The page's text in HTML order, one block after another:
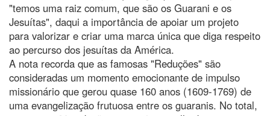
"temos uma raiz comum, que são os Guarani e os
Jesuítas", daqui a importância de apoiar um projeto
para valorizar e criar uma marca única que diga respeito
ao percurso dos jesuítas da América.
A nota recorda que as famosas "Reduções" são
consideradas um momento emocionante de impulso
missionário que gerou quase 160 anos (1609-1769) de
uma evangelização frutuosa entre os guaranis. No total,